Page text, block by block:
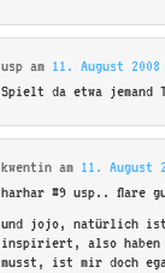
usp am 11. August
Spielt da etwa jemand
kwentin am 11. August
harhar #9 usp.. flare
und jojo, natürlich ist
inspiriert, also haben
musst, ist mir doch